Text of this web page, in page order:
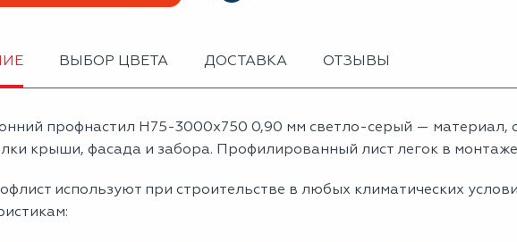
ВЫБОР ЦВЕТА ДОСТАВКА ОТЗЫВЫ
профнастил Н75-3000х750 0,90 мм светло-серый —
крыши, фасада и забора. Профилированный лист легок в
используют при строительстве в любых климатических